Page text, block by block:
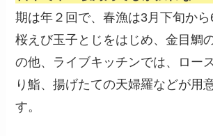
期は年２回で、春漁は3月下旬から
桜えび玉子とじをはじめ、金目鯛
の他、ライブキッチンでは、ロー
り鮨、揚げたての天婦羅などが用
す。